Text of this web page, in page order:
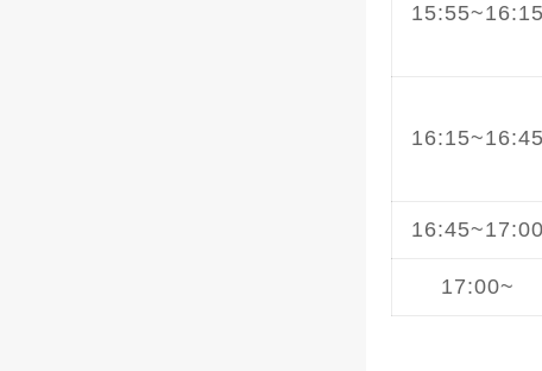
15:55~16:15
16:15~16:45
16:45~17:00
17:00~